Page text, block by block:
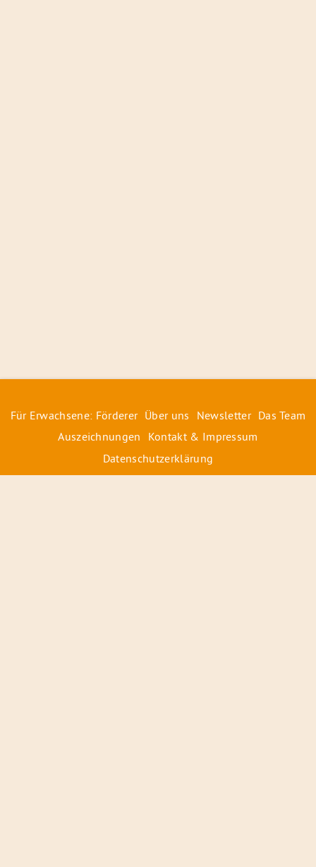
Für Erwachsene: Förderer Über uns Newsletter Das Team
Auszeichnungen
Kontakt & Impressum
Datenschutzerklärung